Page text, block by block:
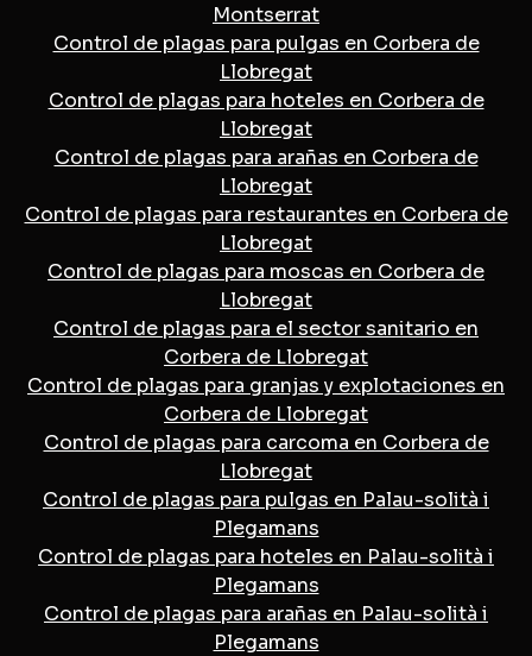
Montserrat
Control de plagas para pulgas en Corbera de
Llobregat
Control de plagas para hoteles en Corbera de
Llobregat
Control de plagas para arañas en Corbera de
Llobregat
Control de plagas para restaurantes en Corbera de
Llobregat
Control de plagas para moscas en Corbera de
Llobregat
Control de plagas para el sector sanitario en
Corbera de Llobregat
Control de plagas para granjas y explotaciones en
Corbera de Llobregat
Control de plagas para carcoma en Corbera de
Llobregat
Control de plagas para pulgas en Palau-solità i
Plegamans
Control de plagas para hoteles en Palau-solità i
Plegamans
Control de plagas para arañas en Palau-solità i
Plegamans